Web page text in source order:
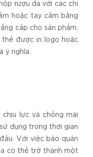
rượu da với các chi
hoặc tay cầm bằng
cấp cho sản phẩm.
thể được in logo hoặc
ý nghĩa.
lực và chống mài
dụng trong thời gian
Với việc bảo quản
có thể trở thành một